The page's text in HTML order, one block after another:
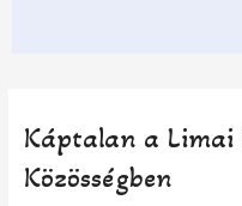
Káptalan a Limai
Közösségben